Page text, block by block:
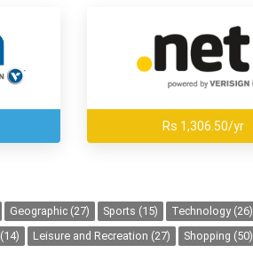
Rs 1,306.50/yr
Geographic (27) Sports (15) Technology (26)
Leisure and Recreation (27) Shopping (50)